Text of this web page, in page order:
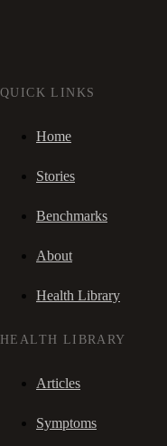
QUICK LINKS
Home
Stories
Benchmarks
About
Health Library
HEALTH LIBRARY
Articles
Symptoms